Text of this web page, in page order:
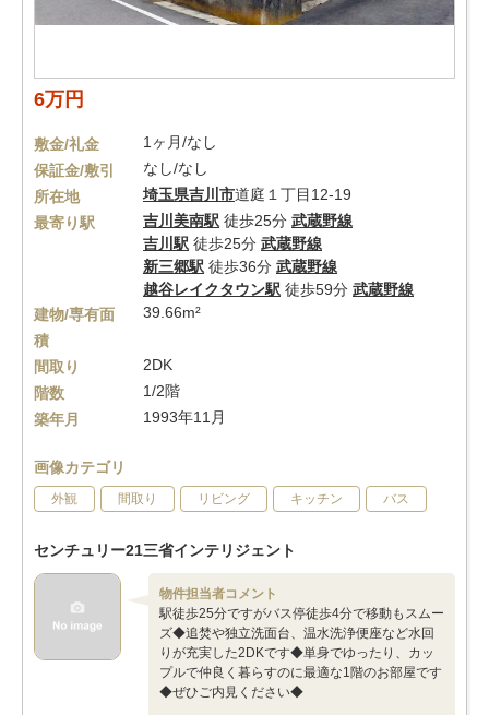
6万円
敷金/礼金
1ヶ月/なし
保証金/敷引
なし/なし
所在地
埼玉県吉川市道庭１丁目12-19
最寄り駅
吉川美南駅 徒歩25分 武蔵野線
吉川駅 徒歩25分 武蔵野線
新三郷駅 徒歩36分 武蔵野線
越谷レイクタウン駅 徒歩59分 武蔵野線
建物/専有面
積
39.66m²
間取り
2DK
階数
1/2階
築年月
1993年11月
画像カテゴリ
外観 間取り リビング キッチン バス
センチュリー21三省インテリジェント
物件担当者コメント
駅徒歩25分ですがバス停徒歩4分で移動もスムー
ズ◆追焚や独立洗面台、温水洗浄便座など水回
りが充実した2DKです◆単身でゆったり、カッ
プルで仲良く暮らすのに最適な1階のお部屋です
◆ぜひご内見ください◆